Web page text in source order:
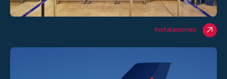
Instalaciones